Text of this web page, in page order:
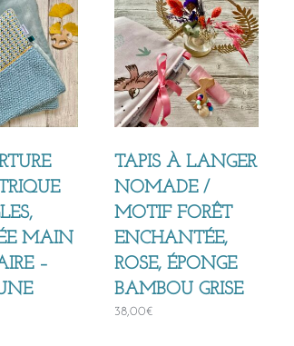
MAIN
–
TAPIS À LANGER
NOMADE /
MOTIF FORÊT
ENCHANTÉE,
ROSE, ÉPONGE
BAMBOU GRISE
38,00€